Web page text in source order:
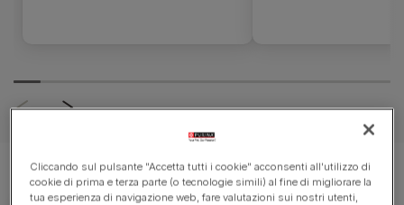
Cliccando sul pulsante "Accetta tutti i cookie" acconsenti all'utilizzo di
cookie di prima e terza parte (o tecnologie simili) al fine di migliorare la
tua esperienza di navigazione web, fare valutazioni sui nostri utenti,